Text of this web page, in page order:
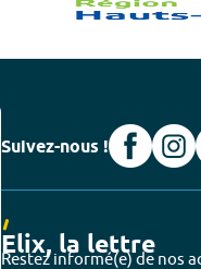
Suivez-nous !
Elix, la lettre
Restez informé(e) de nos